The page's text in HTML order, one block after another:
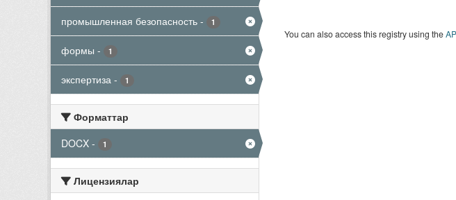
промышленная безопасность - 1
формы - 1
экспертиза - 1
Форматтар
DOCX - 1
Лицензиялар
You can also access this registry using the